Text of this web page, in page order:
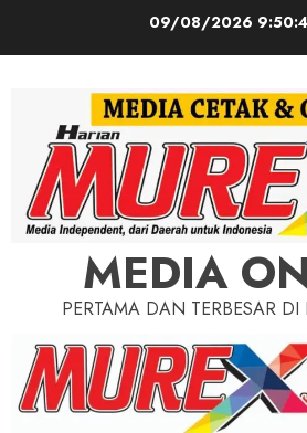
09/08/2026
MEDIA
PERTAMA DAN TERBESAR DI